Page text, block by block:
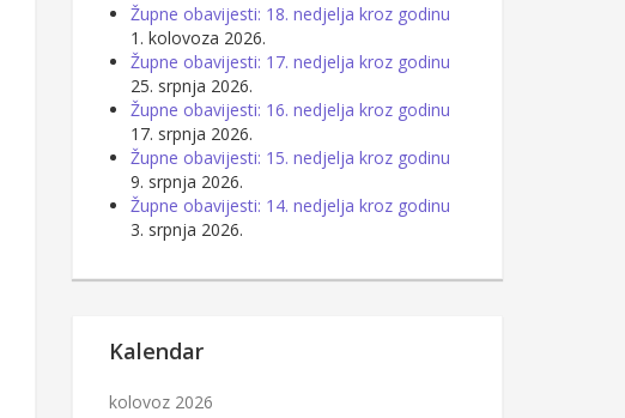
Župne obavijesti: 18. nedjelja kroz godinu
1. kolovoza 2026.
Župne obavijesti: 17. nedjelja kroz godinu
25. srpnja 2026.
Župne obavijesti: 16. nedjelja kroz godinu
17. srpnja 2026.
Župne obavijesti: 15. nedjelja kroz godinu
9. srpnja 2026.
Župne obavijesti: 14. nedjelja kroz godinu
3. srpnja 2026.
Kalendar
kolovoz 2026